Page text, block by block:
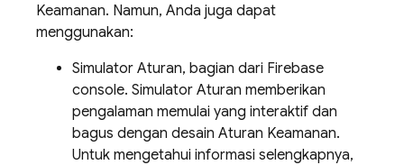
Keamanan. Namun, Anda juga dapat
menggunakan:
Simulator Aturan, bagian dari Firebase
console. Simulator Aturan memberikan
pengalaman memulai yang interaktif dan
bagus dengan desain Aturan Keamanan.
Untuk mengetahui informasi selengkapnya,